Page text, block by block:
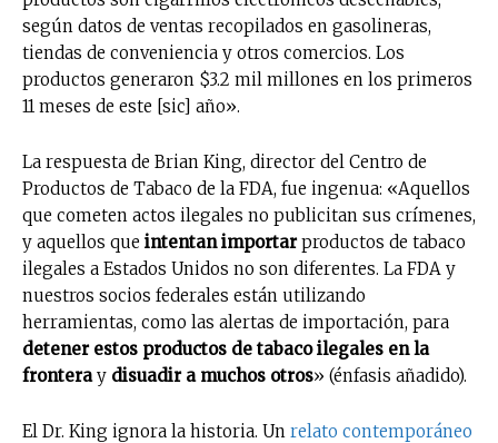
según datos de ventas recopilados en gasolineras,
tiendas de conveniencia y otros comercios. Los
productos generaron $3.2 mil millones en los primeros
11 meses de este [sic] año».
La respuesta de Brian King, director del Centro de
Productos de Tabaco de la FDA, fue ingenua: «Aquellos
que cometen actos ilegales no publicitan sus crímenes,
y aquellos que intentan importarproductos de tabaco
ilegales a Estados Unidos no son diferentes. La FDA y
nuestros socios federales están utilizando
herramientas, como las alertas de importación, para
detener estos productos de tabaco ilegales en la
fronteray disuadir a muchos otros» (énfasis añadido).
El Dr. King ignora la historia. Un relato contemporáneo